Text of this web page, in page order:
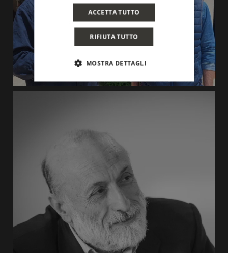
ACCETTA TUTTO
RIFIUTA TUTTO
MOSTRA DETTAGLI